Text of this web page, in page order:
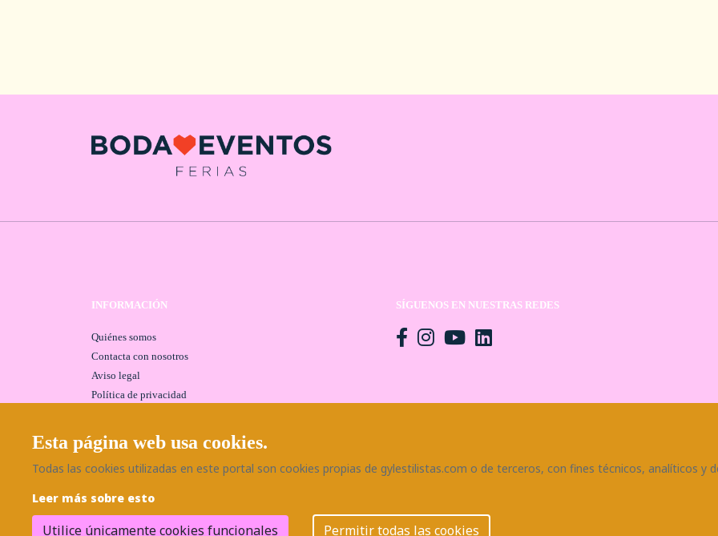
INFORMACIÓN
Quiénes somos
Contacta con nosotros
Aviso legal
Política de privacidad
Seguridad y protección a compradores
SÍGUENOS EN NUESTRAS REDES
Esta página web usa cookies.
Todas las cookies utilizadas en este portal son cookies propias de gylestilistas.com o de terceros, con fines técnicos, analíticos y
Leer más sobre esto
Utilice únicamente cookies funcionales Permitir todas las cookies